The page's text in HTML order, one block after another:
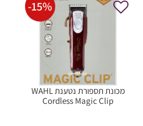
-15%
מכונת תספורת נטענת WAHL
Cordless Magic Clip